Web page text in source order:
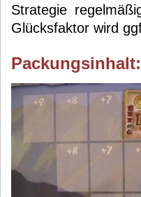
Strategie
Glücksfaktor wird
Packungsinhalt: